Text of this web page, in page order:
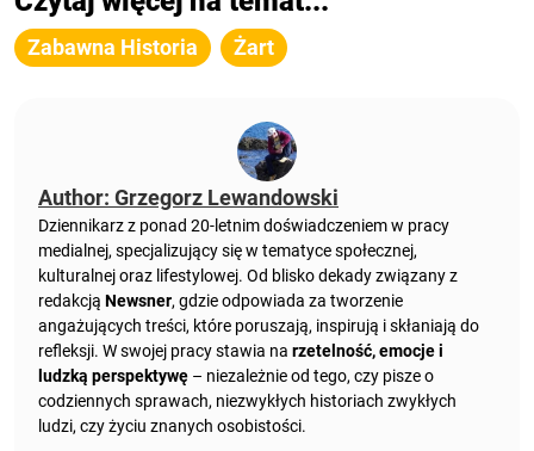
Zabawna Historia Żart
Author: Grzegorz Lewandowski
Dziennikarz z ponad 20-letnim doświadczeniem w pracy
medialnej, specjalizujący się w tematyce społecznej,
kulturalnej oraz lifestylowej. Od blisko dekady związany z
redakcją Newsner, gdzie odpowiada za tworzenie
angażujących treści, które poruszają, inspirują i skłaniają do
refleksji. W swojej pracy stawia na rzetelność, emocje i
ludzką perspektywę – niezależnie od tego, czy pisze o
codziennych sprawach, niezwykłych historiach zwykłych
ludzi, czy życiu znanych osobistości.